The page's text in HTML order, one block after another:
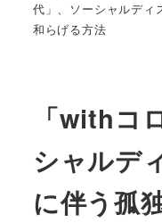
代」、ソーシャルディ
和らげる方法
「withコ
シャルデ
に伴う孤